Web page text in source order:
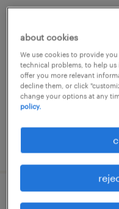
アパレル・日用雑
ト・配送、小型ト
型免許
愛知県一宮市, 愛
temporary
その他メーカー
about cookies
We use cookies to provide
technical problems, to help us
offer you more relevant
decline them, or click
change your options at any
policy.